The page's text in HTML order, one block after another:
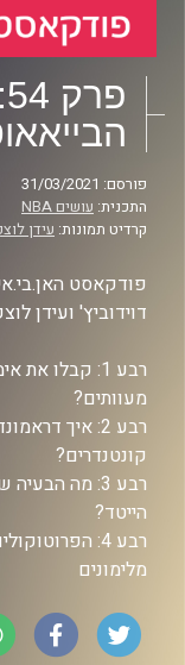
פורסם: 31/03/2021
התכנית: עושים NBA
קרדיט תמונות: עידן
פודקאסט
דוידוביץ' ועידן
רבע 1: קבלו
מעוותים?
רבע 2: איך
קונטנדרים?
רבע 3: מה
הייטד?
רבע 4:
מלימונים